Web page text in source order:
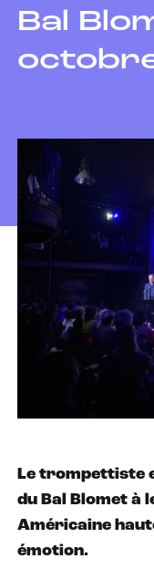
Bal
Le trompettiste
du Bal Blomet à
Américaine
émotion.